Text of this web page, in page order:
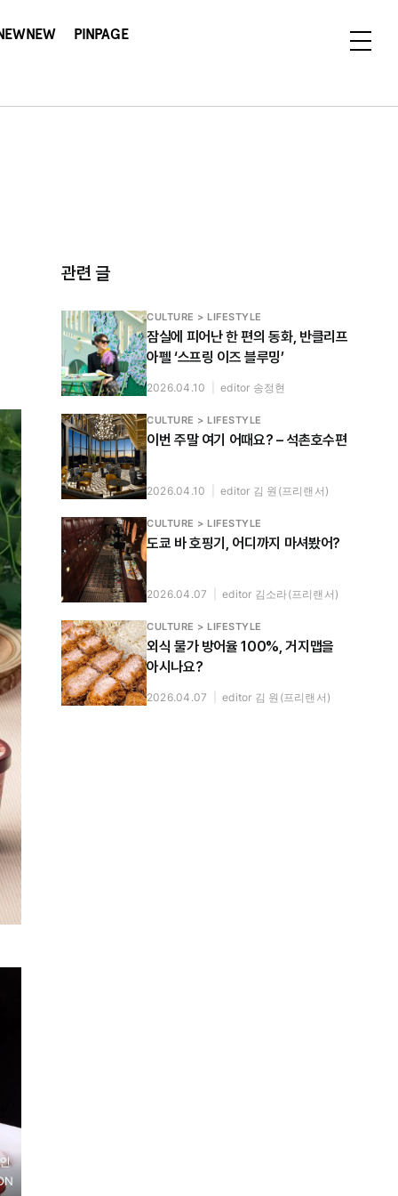
PINPAGE
관련 글
CULTURE > LIFESTYLE
잠실에 피어난 한 편의 동화, 반클리프
아펠 ‘스프링 이즈 블루밍’
2026.04.10 editor 송정현
CULTURE > LIFESTYLE
이번 주말 여기 어때요? – 석촌호수편
2026.04.10 editor 김 원(프리랜서)
CULTURE > LIFESTYLE
도쿄 바 호핑기, 어디까지 마셔봤어?
2026.04.07 editor 김소라(프리랜서)
CULTURE > LIFESTYLE
외식 물가 방어율 100%, 거지맵을
아시나요?
2026.04.07 editor 김 원(프리랜서)